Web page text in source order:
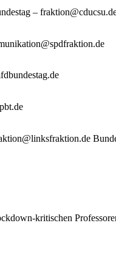
–
kritischen